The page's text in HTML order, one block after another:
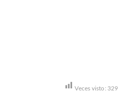
Veces visto: 329